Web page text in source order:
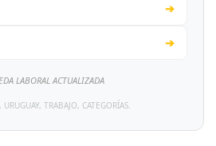
➔
➔
LABORAL ACTUALIZADA
TRABAJO, CATEGORÍAS.